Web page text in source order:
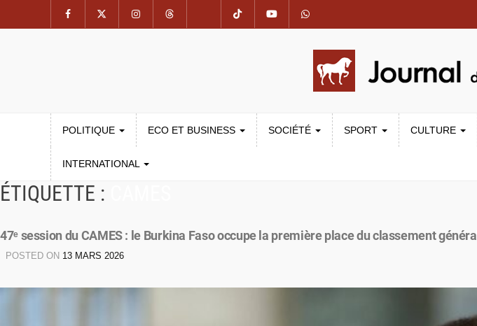
POLITIQUE ECO ET BUSINESS SOCIÉTÉ SPORT CULTURE
INTERNATIONAL
ÉTIQUETTE :
47ᵉ session du CAMES : le Burkina Faso occupe la première place du classement général
POSTED ON 13 MARS 2026